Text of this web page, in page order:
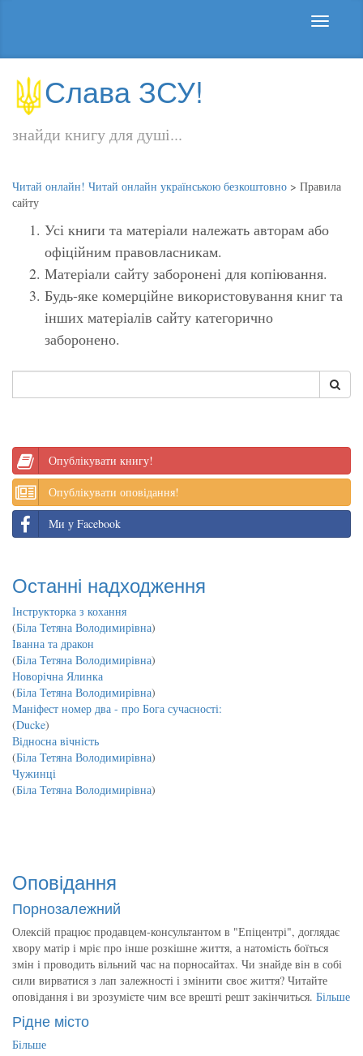
Слава ЗСУ!
знайди книгу для душі...
Читай онлайн! Читай онлайн українською безкоштовно > Правила
сайту
Усі книги та матеріали належать авторам або
офіційним правовласникам.
Матеріали сайту заборонені для копіювання.
Будь-яке комерційне використовування книг та
інших матеріалів сайту категорично
заборонено.
Опублікувати книгу!
Опублікувати оповідання!
Ми у Facebook
Останні надходження
Інструкторка з кохання
(Біла Тетяна Володимирівна)
Іванна та дракон
(Біла Тетяна Володимирівна)
Новорічна Ялинка
(Біла Тетяна Володимирівна)
Маніфест номер два - про Бога сучасності:
(Ducke)
Відносна вічність
(Біла Тетяна Володимирівна)
Чужинці
(Біла Тетяна Володимирівна)
Оповідання
Порнозалежний
Олексій працює продавцем-консультантом в "Епіцентрі", доглядає
хвору матір і мріє про інше розкішне життя, а натомість боїться
змін і проводить вільний час на порносайтах. Чи знайде він в собі
сили вирватися з лап залежності і змінити своє життя? Читайте
оповідання і ви зрозумієте чим все врешті решт закінчиться. Більше
Рідне місто
Більше